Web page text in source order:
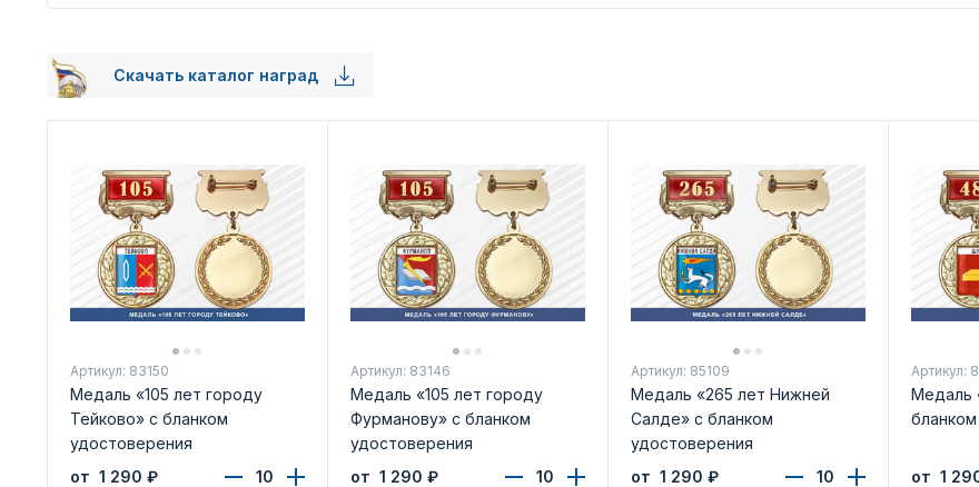
Скачать каталог наград
Артикул: 83150
Медаль «105 лет городу
Тейково» с бланком
удостоверения
от 1 290 ₽
Артикул: 83146
Медаль «105 лет городу
Фурманову» с бланком
удостоверения
от 1 290 ₽
Артикул: 85109
Медаль «265 лет Нижней
Салде» с бланком
удостоверения
от 1 290 ₽
Артикул:
Медаль
от 1